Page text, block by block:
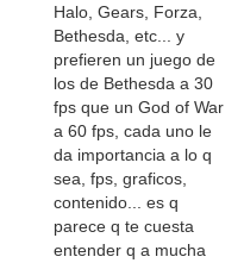
Halo, Gears, Forza,
Bethesda, etc... y
prefieren un juego de
los de Bethesda a 30
fps que un God of War
a 60 fps, cada uno le
da importancia a lo q
sea, fps, graficos,
contenido... es q
parece q te cuesta
entender q a mucha